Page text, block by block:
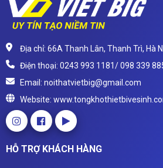
Địa chỉ: 66A Thanh Lân, Thanh Trì, Hà
Điện thoại: 0243 993 1181/ 098 339
Email: noithatvietbig@gmail.com
Website:
HỖ TRỢ KHÁCH HÀNG